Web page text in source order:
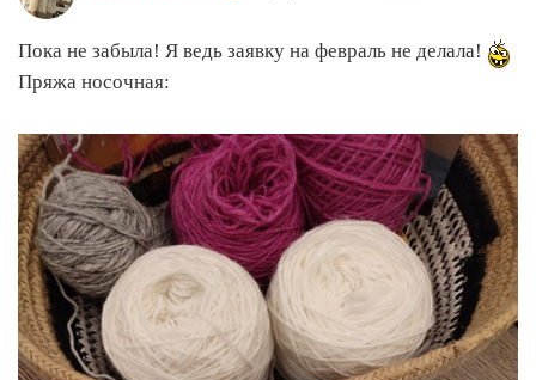
Пока не забыла! Я ведь заявку на февраль не делала!
Пряжа носочная: